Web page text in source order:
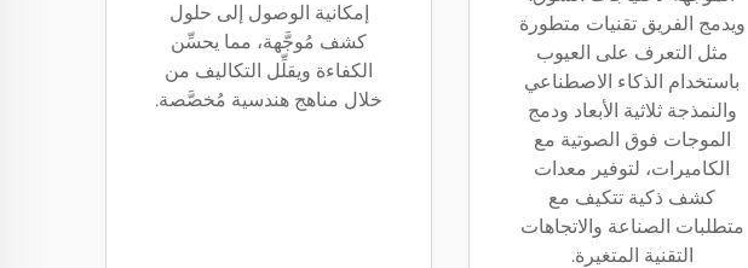
ويدمج الفريق تقنيات متطورة
مثل التعرف على العيوب
باستخدام الذكاء الاصطناعي
والنمذجة ثلاثية الأبعاد ودمج
الموجات فوق الصوتية مع
الكاميرات، لتوفير معدات
كشف ذكية تتكيف مع
متطلبات الصناعة والاتجاهات
التقنية المتغيرة.
إمكانية الوصول إلى حلول
كشف مُوجَّهة، مما يحسِّن
الكفاءة ويقلِّل التكاليف من
خلال مناهج هندسية مُخصَّصة.